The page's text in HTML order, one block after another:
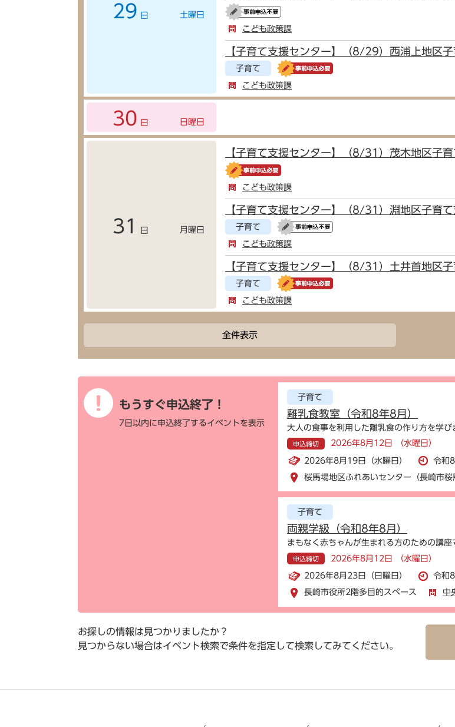
29 日 土曜日
こども政策課
【子育て支援センター】（8/29）西浦上地区
子育て
こども政策課
30 日 日曜日
31 日 月曜日
【子育て支援センター】（8/31）茂木地区子
こども政策課
【子育て支援センター】（8/31）淵地区子育
子育て
こども政策課
【子育て支援センター】（8/31）土井首地区
子育て
こども政策課
全件表示
もうすぐ申込終了！
7日以内に申込終了するイベントを表示
子育て
離乳食教室（令和8年8月）
大人の食事を利用した離乳食の作り方を学び
申込締切 2026年8月12日 （水曜日）
2026年8月19日（水曜日）
令和
桜馬場地区ふれあいセンター（長崎市桜
子育て
両親学級（令和8年8月）
まもなく赤ちゃんが生まれる方のための講座
申込締切 2026年8月12日 （水曜日）
2026年8月23日（日曜日）
令和
長崎市役所2階多目的スペース
中
お探しの情報は見つかりましたか？
見つからない場合はイベント検索で条件を指定して検索してみてください。